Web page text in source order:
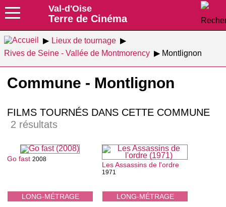
Val-d'Oise
Terre de Cinéma
Lieux de tournage
Rives de Seine - Vallée de Montmorency
Montlignon
Commune - Montlignon
FILMS TOURNÉS DANS CETTE COMMUNE
2 résultats
LONG-MÉTRAGE
Go fast 2008
LONG-MÉTRAGE
Les Assassins de l'ordre
1971